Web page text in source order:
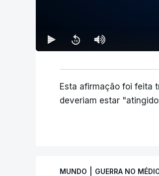
Esta afirmação foi feita
deveriam estar
MUNDO GUERRA NO